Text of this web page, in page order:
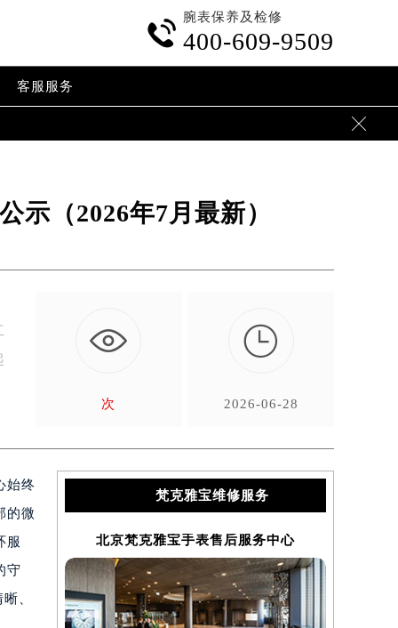

腕表保养及检修
400-609-9509
客服服务

示（2026年7月最新）
次

2026-06-28
始终
的微
服
守
、
梵克雅宝维修服务
北京梵克雅宝手表售后服务中心